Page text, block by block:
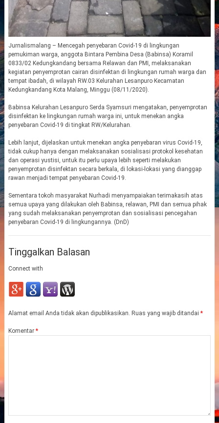
Jurnalismalang – Mencegah penyebaran Covid-19 di lingkungan
pemukiman warga, anggota Bintara Pembina Desa (Babinsa) Koramil
0833/02 Kedungkandang bersama Relawan dan PMI, melaksanakan
kegiatan penyemprotan cairan disinfektan di lingkungan rumah warga dan
tempat ibadah, di wilayah RW.03 Kelurahan Lesanpuro Kecamatan
Kedungkandang Kota Malang, Minggu (08/11/2020).
Babinsa Kelurahan Lesanpuro Serda Syamsuri mengatakan, penyemprotan
disinfektan ke lingkungan rumah warga ini, untuk menekan angka
penyebaran Covid-19 di tingkat RW/Kelurahan.
Lebih lanjut, dijelaskan untuk menekan angka penyebaran virus Covid-19,
tidak cukup hanya dengan melaksanakan sosialisasi protokol kesehatan
dan operasi yustisi, untuk itu perlu upaya lebih seperti melakukan
penyemprotan disinfektan secara berkala, di lokasi-lokasi yang dianggap
rawan menjadi tempat penyebaran Covid-19.
Sementara tokoh masyarakat Nurhadi menyampaiakan terimakasih atas
semua upaya yang dilakukan oleh Babinsa, relawan, PMI dan semua pihak
yang sudah melaksanakan penyemprotan dan sosialisasi pencegahan
penyebaran Covid-19 di lingkungannya. (DnD)
Tinggalkan Balasan
Connect with
Alamat email Anda tidak akan dipublikasikan. Ruas yang wajib ditandai *
Komentar *